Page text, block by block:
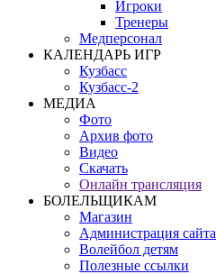
Игроки
Тренеры
Медперсонал
КАЛЕНДАРЬ ИГР
Кузбасс
Кузбасс-2
МЕДИА
Фото
Архив фото
Видео
Скачать
Онлайн трансляция
БОЛЕЛЬЩИКАМ
Магазин
Администрация сайта
Волейбол детям
Полезные ссылки